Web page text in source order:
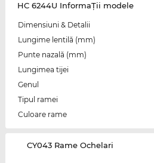
HC 6244U InformaŢii modele
Dimensiuni & Detalii
Lungime lentilă (mm)
Punte nazală (mm)
Lungimea tijei
Genul
Tipul ramei
Culoare rame
‌CY043 Rame Ochelari